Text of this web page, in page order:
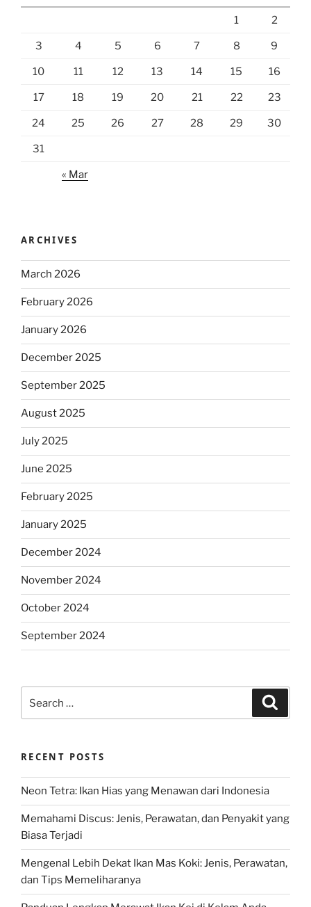
1 2
3 4 5 6 7 8 9
10 11 12 13 14 15 16
17 18 19 20 21 22 23
24 25 26 27 28 29 30
31
« Mar
ARCHIVES
March 2026
February 2026
January 2026
December 2025
September 2025
August 2025
July 2025
June 2025
February 2025
January 2025
December 2024
November 2024
October 2024
September 2024
for:
RECENT POSTS
Neon Tetra: Ikan Hias yang Menawan dari Indonesia
Memahami Discus: Jenis, Perawatan, dan Penyakit yang
Biasa Terjadi
Mengenal Lebih Dekat Ikan Mas Koki: Jenis, Perawatan,
dan Tips Memeliharanya